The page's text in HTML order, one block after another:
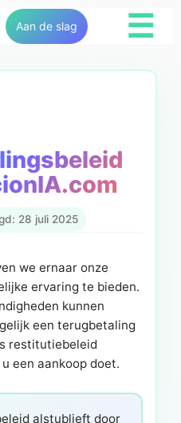
Aan de slag ☰
28 juli 2025
we ernaar onze
ervaring te bieden.
kunnen
een terugbetaling
restitutiebeleid
een aankoop doet.
alstublieft door